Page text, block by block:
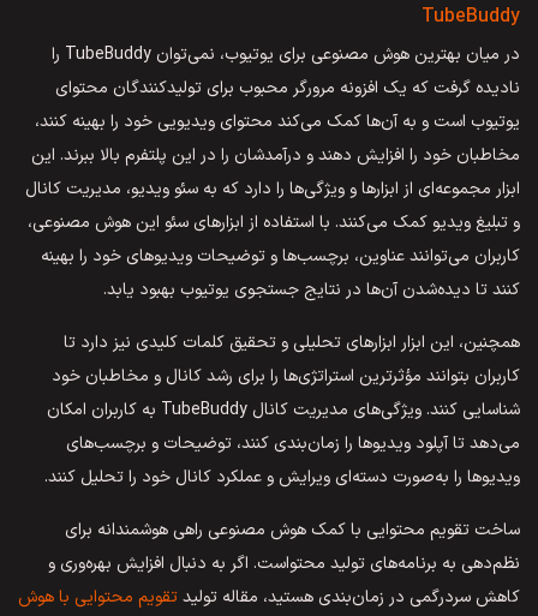
TubeBuddy
در میان بهترین هوش مصنوعی برای یوتیوب، نمی‌توان TubeBuddy را
نادیده گرفت که یک افزونه مرورگر محبوب برای تولیدکنندگان محتوای
یوتیوب است و به آن‌ها کمک می‌کند محتوای ویدیویی خود را بهینه کنند،
مخاطبان خود را افزایش دهند و درآمدشان را در این پلتفرم بالا ببرند. این
ابزار مجموعه‌ای از ابزارها و ویژگی‌ها را دارد که به سئو ویدیو، مدیریت کانال
و تبلیغ ویدیو کمک می‌کنند. با استفاده از ابزارهای سئو این هوش مصنوعی،
کاربران می‌توانند عناوین، برچسب‌ها و توضیحات ویدیوهای خود را بهینه
کنند تا دیده‌شدن آن‌ها در نتایج جستجوی یوتیوب بهبود یابد.
همچنین، این ابزار ابزارهای تحلیلی و تحقیق کلمات کلیدی نیز دارد تا
کاربران بتوانند مؤثرترین استراتژی‌ها را برای رشد کانال و مخاطبان خود
شناسایی کنند. ویژگی‌های مدیریت کانال TubeBuddy به کاربران امکان
می‌دهد تا آپلود ویدیوها را زمان‌بندی کنند، توضیحات و برچسب‌های
ویدیوها را به‌صورت دسته‌ای ویرایش و عملکرد کانال خود را تحلیل کنند.
ساخت تقویم محتوایی با کمک هوش مصنوعی راهی هوشمندانه برای
نظم‌دهی به برنامه‌های تولید محتواست. اگر به دنبال افزایش بهره‌وری و
کاهش سردرگمی در زمان‌بندی هستید، مقاله تولیدتقویم محتوایی با هوش